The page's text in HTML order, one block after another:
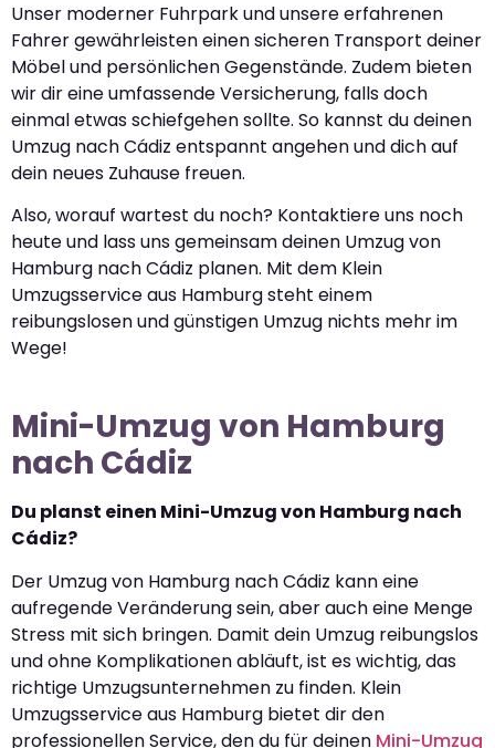
Unser moderner Fuhrpark und unsere erfahrenen
Fahrer gewährleisten einen sicheren Transport deiner
Möbel und persönlichen Gegenstände. Zudem bieten
wir dir eine umfassende Versicherung, falls doch
einmal etwas schiefgehen sollte. So kannst du deinen
Umzug nach Cádiz entspannt angehen und dich auf
dein neues Zuhause freuen.
Also, worauf wartest du noch? Kontaktiere uns noch
heute und lass uns gemeinsam deinen Umzug von
Hamburg nach Cádiz planen. Mit dem Klein
Umzugsservice aus Hamburg steht einem
reibungslosen und günstigen Umzug nichts mehr im
Wege!
Mini-Umzug von Hamburg
nach Cádiz
Du planst einen Mini-Umzug von Hamburg nach
Cádiz?
Der Umzug von Hamburg nach Cádiz kann eine
aufregende Veränderung sein, aber auch eine Menge
Stress mit sich bringen. Damit dein Umzug reibungslos
und ohne Komplikationen abläuft, ist es wichtig, das
richtige Umzugsunternehmen zu finden. Klein
Umzugsservice aus Hamburg bietet dir den
professionellen Service, den du für deinen Mini-Umzug